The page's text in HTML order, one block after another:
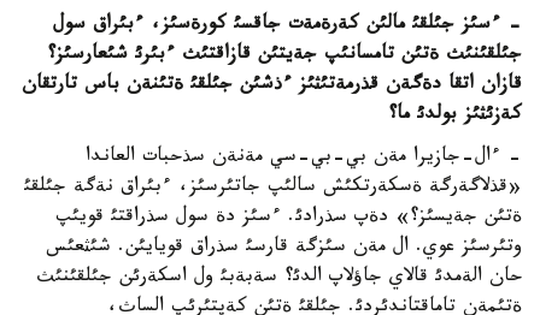
- ءسئز جئلقئ مالئن كةرةمةت جاقسئ كورةسئز، ءبئراق سول
جئلقئنئث ةتئن تامسانئپ جةيتئن قازاقتئث ءبئرئ شئعارسئز؟
قازان اتقا دةگةن قذرمةتئثئز ءذشئن جئلقئ ةتئنةن باس تارتقان
كةزئثئز بولدئ ما؟
- ءال-جازيرا مةن بي-بي-سي مةنةن سذحبات العاندا
«قذلاگةرگة ةسكةرتكئش سالئپ جاتئرسئز، ءبئراق نةگة جئلقئ
ةتئن جةيسئز؟» دةپ سذرادئ. ءسئز دة سول سذراقتئ قويئپ
وتئرسئز عوي. ال مةن سئزگة قارسئ سذراق قويايئن. شئثعئس
حان الةمدئ قالاي جاؤلاپ الدئ؟ سةبةبئ ول اسكةرئن جئلقئنئث
ةتئمةن تاماقتاندئردئ. جئلقئ ةتئن كةپتئرئپ الساث،